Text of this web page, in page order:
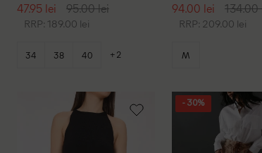
47.95 lei 95.00 lei
RRP: 189.00 lei
34 38 40 +2
94.00 lei 134.00
RRP: 209.00 lei
M
- 30%